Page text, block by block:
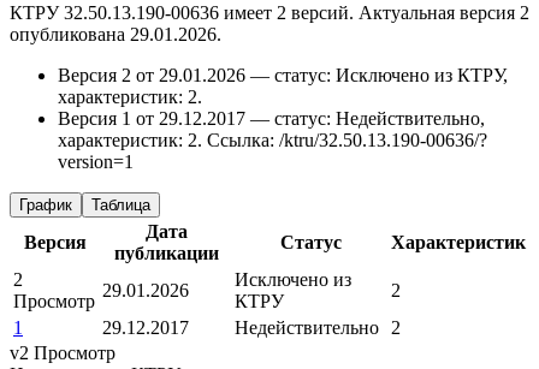
КТРУ 32.50.13.190-00636 имеет 2 версий. Актуальная версия 2
опубликована 29.01.2026.
Версия 2 от 29.01.2026 — статус: Исключено из КТРУ,
характеристик: 2.
Версия 1 от 29.12.2017 — статус: Недействительно,
характеристик: 2. Ссылка: /ktru/32.50.13.190-00636/?
version=1
График Таблица
Версия
Дата
публикации
Статус
Характеристик
2
Просмотр
29.01.2026
Исключено из
КТРУ
2
1
29.12.2017 Недействительно
2
v2 Просмотр